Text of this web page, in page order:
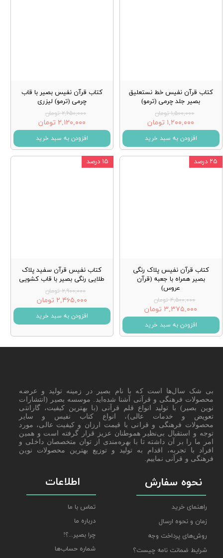
کتاب قرآن نفیس خط نستعلیق
بصیر جلد چرمی (ترمو)
۱,۵۰۰,۰۰۰ تومان
۱,۲۰۰,۰۰۰ تومان
افزودن به سبد خرید
کتاب قرآن نفیس بصیر با قاب
چرمی (ترمو) لیزری
۲,۶۵۰,۰۰۰ تومان
۲,۱۲۰,۰۰۰ تومان
افزودن به سبد خرید
کتاب قرآن نفیس پلاک رنگی
بصیر همراه با جعبه (قرآن
عروس)
۴,۵۰۰,۰۰۰ تومان
۳,۳۷۵,۰۰۰ تومان
افزودن به سبد خرید
۲۵ درصد
کتاب نفیس قرآن سفید پلاک
طلایی رنگی بصیر با قاب کشویی
۲,۹۰۰,۰۰۰ تومان
۲,۴۶۵,۰۰۰ تومان
افزودن به سبد خرید
۱۵ درصد
نحوه سفارش
راهنمای خرید
زمان و نحوه ارسال
روش‌های پرداخت وجه
شرایط ضمانت نامه چیست؟
اطلاعات
تماس با ما
درباره ما
چرا بصیر...؟!
شماره حساب‌ها
بی شک سال‌ها است که با نام بصیر در زمینه تولید و عرضه
محصولات فرهنگی و قرآنی آشنا شده‌اید. موسسه بصیر (انتشارات
نوین بصیر) با تولید انواع قلم قرآنی (با بهترین کیفیت، گارانتی
تعویض و خدمات عالی)، انواع کتاب نفیس و سایر
محصولات فرهنگی و قرانی با قیمت ارزان و کیفیت عالی، مورد
توجه و استقبال بی‌نظیر هموطنان عزیز قرار گرفته است و همین
امر ما را بر آن داشته تا با بهره‌مندی از توان متخصصان داخلی و
افراد با تجربه، اقدام به تولید و توزیع بهترین محصولات نوین
فرهنگی و قرآنی نماییم.